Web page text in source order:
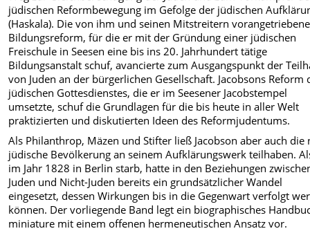
jüdischen Reformbewegung im Gefolge der jüdischen
(Haskala). Die von ihm und seinen Mitstreitern vorangetriebene
Bildungsreform, für die er mit der Gründung einer jüdischen
Freischule in Seesen eine bis ins 20. Jahrhundert tätige
Bildungsanstalt schuf, avancierte zum Ausgangspunkt der
von Juden an der bürgerlichen Gesellschaft. Jacobsons Reform
jüdischen Gottesdienstes, die er im Seesener Jacobstempel
umsetzte, schuf die Grundlagen für die bis heute in aller Welt
praktizierten und diskutierten Ideen des Reformjudentums.
Als Philanthrop, Mäzen und Stifter ließ Jacobson aber auch die
jüdische Bevölkerung an seinem Aufklärungswerk teilhaben.
im Jahr 1828 in Berlin starb, hatte in den Beziehungen
Juden und Nicht-Juden bereits ein grundsätzlicher Wandel
eingesetzt, dessen Wirkungen bis in die Gegenwart verfolgt
können. Der vorliegende Band legt ein biographisches
miniature mit einem offenen hermeneutischen Ansatz vor.